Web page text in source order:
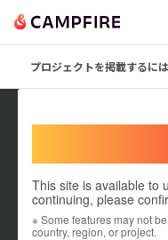
プロジェクトを掲載するには
This site is available to
continuing, please
※ Some features may not
country, region, or project.